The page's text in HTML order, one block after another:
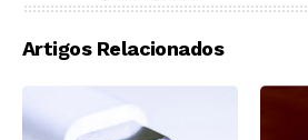
Artigos Relacionados